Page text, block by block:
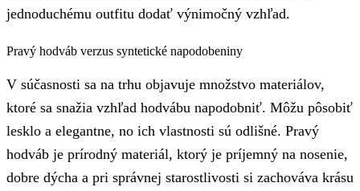
jednoduchému outfitu dodať výnimočný vzhľad.
Pravý hodváb verzus syntetické napodobeniny
V súčasnosti sa na trhu objavuje množstvo materiálov,
ktoré sa snažia vzhľad hodvábu napodobniť. Môžu pôsobiť
lesklo a elegantne, no ich vlastnosti sú odlišné. Pravý
hodváb je prírodný materiál, ktorý je príjemný na nosenie,
dobre dýcha a pri správnej starostlivosti si zachováva krásu